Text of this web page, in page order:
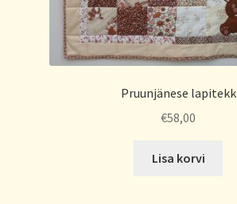
Pruunjänese lapitekk
€58,00
Lisa korvi